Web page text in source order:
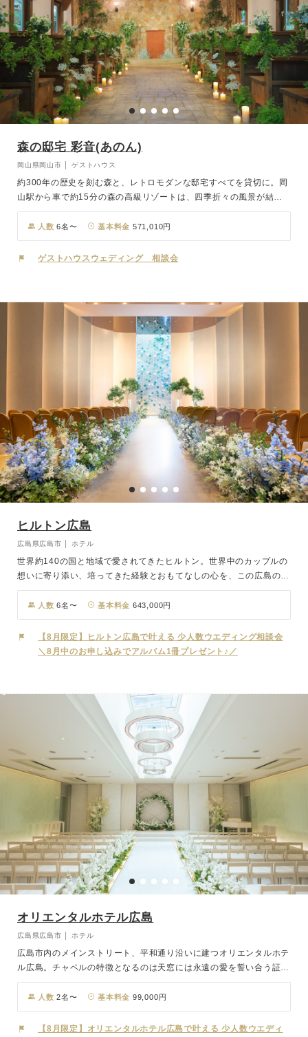
森の邸宅 彩音(あのん)
岡山県岡山市 │ ゲストハウス
約300年の歴史を刻む森と、レトロモダンな邸宅すべてを貸切に。岡
山駅から車で約15分の森の高級リゾートは、四季折々の風景が結婚
式を彩り、時間を忘れるほど心が安らぎます。クラシカルな邸宅と森
やガーデン、ホームパーティのようなウェディングプランをご提案。
彩音には、併設の創作フレンチ料理を提供するお店「彩音レストラ
ン」があります。岡山屈指の緑豊かな庭園を臨みながらの季節ごとの
ご利用ください。
人数 6名〜 基本料金 571,010円
ゲストハウスウェディング 相談会
ヒルトン広島
広島県広島市 │ ホテル
世界約140の国と地域で愛されてきたヒルトン。世界中のカップルの
想いに寄り添い、培ってきた経験とおもてなしの心を、この広島の地
でもお届けします。広島の象徴である原爆ドームや平和 記念公園、
そして世界遺産・厳島神社へもアクセスしやすい特別なロケーション
も魅力のひとつ。チャペルは、国内外のラグジュアリーホテルを手掛
けてきたデザイナーによるもの。三段峡をモチーフ にした木々の連
なりと、奥に続く滝を思わせるデザインウォールが、おふたりを静か
ージしたブルーが広がる空間をご用意。ホテルならではの上質さと、
自由で心地よい時間を叶えるレセプションで、ゲストと一緒に特別な
時間をお過ごしください。
人数 6名〜 基本料金 643,000円
【8月限定】ヒルトン広島で叶える 少人数ウエディング相談会
＼8月中のお申し込みでアルバム1冊プレゼント♪／
オリエンタルホテル広島
広島県広島市 │ ホテル
広島市内のメインストリート、平和通り沿いに建つオリエンタルホテ
ル広島。チャペルの特徴となるのは天窓には永遠の愛を誓い合う証、
エンゲージリングをモチーフにしたデザイン。斬新かつ独創性のある
空間に、降り注ぐ自然光がバージンロードに映り込み永遠の愛を誓い
ます。お料理は、出来立てのおいしさを提供する為に、併設されたプ
ライベートキッチンから料理を提供いたします。全てがワンフロア・
人数 2名〜 基本料金 99,000円
【8月限定】オリエンタルホテル広島で叶える 少人数ウエディ